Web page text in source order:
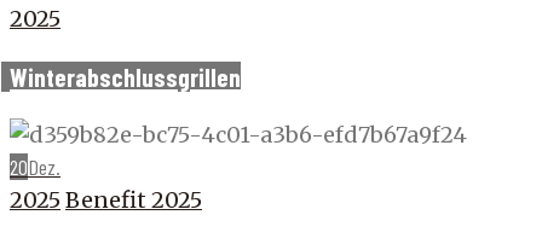
2025
Winterabschlussgrillen
20Dez.
2025 Benefit 2025